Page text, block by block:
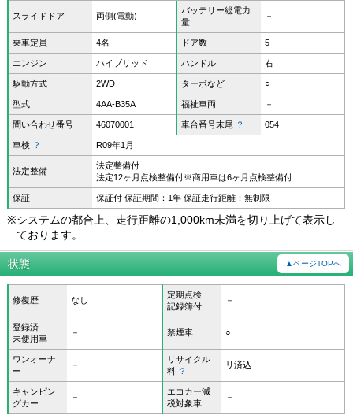
スライドドア 両側(電動)
バッテリー総電力
量
－
乗車定員 4名 ドア数 5
エンジン ハイブリッド ハンドル 右
駆動方式 2WD ターボなど ○
型式 4AA-B35A 福祉車両 －
問い合わせ番号 46070001 車台番号末尾 ？ 054
車検 ？ R09年1月
法定整備
法定整備付
法定12ヶ月点検整備付※商用車は6ヶ月点検整備付
保証 保証付 保証期間：1年 保証走行距離：無制限
※システムの都合上、走行距離の1,000km未満を切り上げて表示し
ております。
状態 ▲ページTOPへ
修復歴 なし
定期点検
記録簿付
－
登録済
未使用車
－ 禁煙車 ○
ワンオーナ
ー
－
リサイクル
料 ？
リ済込
キャンピン
グカー
－
エコカー減
税対象車
－